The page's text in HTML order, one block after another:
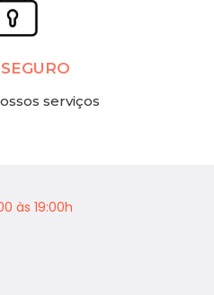
serviços
às 19:00h